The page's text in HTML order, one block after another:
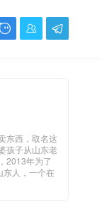
  
东西，取名这
孩子从山东老
2013年为了
东人，一个在